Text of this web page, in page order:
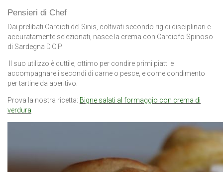
Pensieri di Chef
Dai prelibati Carciofi del Sinis, coltivati secondo rigidi disciplinari e
accuratamente selezionati, nasce la crema con Carciofo Spinoso
di Sardegna D.O.P.
Il suo utilizzo è duttile, ottimo per condire primi piatti e
accompagnare i secondi di carne o pesce, e come condimento
per tartine da aperitivo.
Prova la nostra ricetta: Bigne salati al formaggio con crema di
verdura